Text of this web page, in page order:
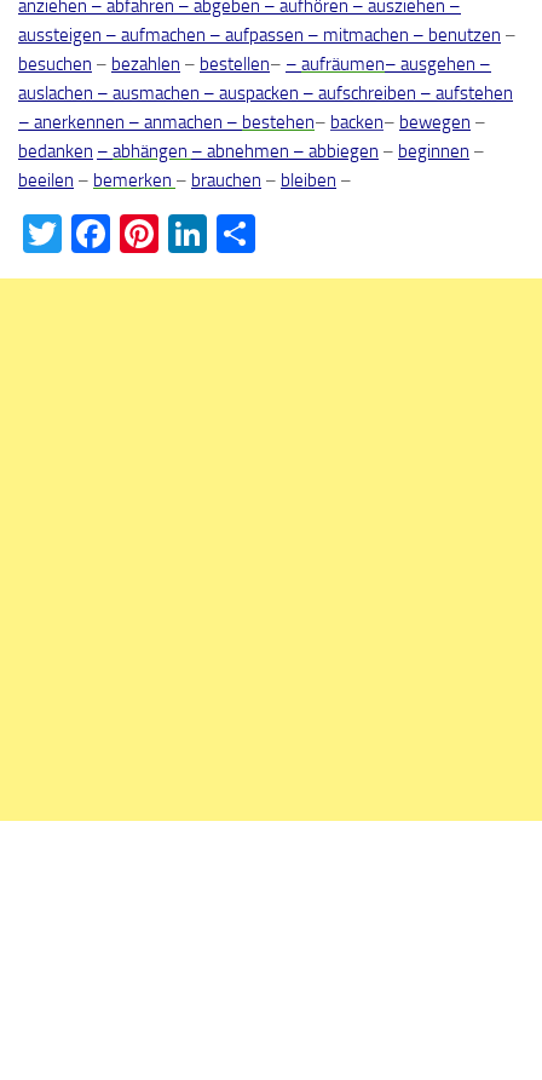
anziehen – abfahren – abgeben – aufhören – ausziehen –
aussteigen – aufmachen – aufpassen – mitmachen – benutzen –
besuchen – bezahlen – bestellen– – aufräumen– ausgehen –
auslachen – ausmachen – auspacken – aufschreiben – aufstehen
– anerkennen – anmachen – bestehen– backen– bewegen –
bedanken – abhängen – abnehmen – abbiegen – beginnen –
beeilen – bemerken – brauchen – bleiben –
Twitter
Facebook
Pinterest
LinkedIn